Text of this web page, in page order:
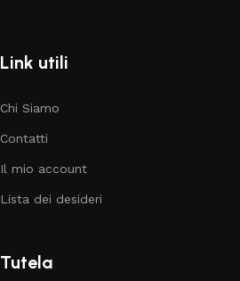
Link utili
Chi Siamo
Contatti
Il mio account
Lista dei desideri
Tutela